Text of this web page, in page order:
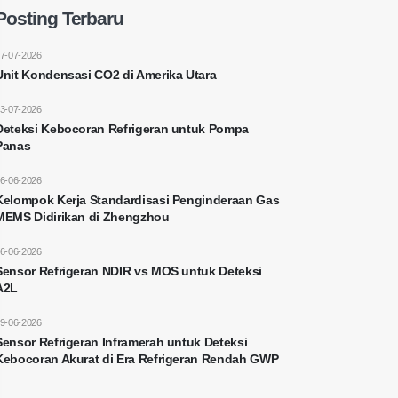
Terbaru
Kondensasi CO2 di Amerika Utara
07-2026
Kebocoran Refrigeran untuk Pompa
07-2026
Kerja Standardisasi Penginderaan Gas
Didirikan di Zhengzhou
06-2026
Refrigeran NDIR vs MOS untuk Deteksi
06-2026
Refrigeran Inframerah untuk Deteksi
Akurat di Era Refrigeran Rendah GWP
06-2026